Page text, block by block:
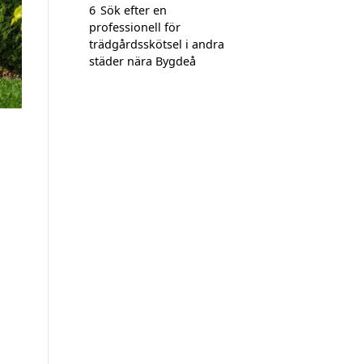
6 Sök efter en
professionell för
trädgårdsskötsel i andra
städer nära Bygdeå